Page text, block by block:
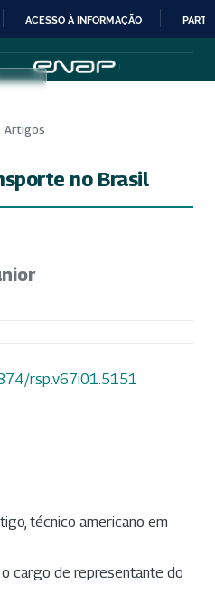
IR
PARA
CONTEÚDO
ACESSO À INFORMAÇÃO
Artigos
no Brasil
rsp.v67i01.5151
técnico americano em
cargo de representante do